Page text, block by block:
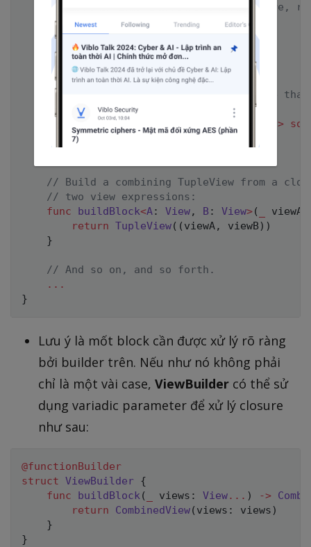
// Build a value from an empty closure,
// empty view in this case:
func buildBlock
return
EmptyView()
// Build a single view from a closure
// view expression:
buildBlock View view ->
return
view
// Build a combining TupleView from a
// two view expressions:
func
buildBlock<A: View, B : View>( viewA
return TupleView( ( viewA, viewB) )
}
// And so on, and so forth.
...
}
Lưu ý là mốt block cần được xử lý rõ ràng
bởi builder trên. Nếu như nó không phải
chỉ là một vài case, ViewBuilder có thể sử
dụng variadic parameter để xử lý closure
như sau:
@functionBuilder
struct ViewBuilder {
func
buildBlock( views : View... ) ->
return
CombinedView( views : views )
}
}